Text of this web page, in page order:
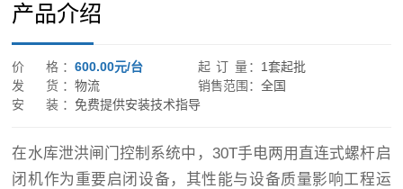
产品介绍
价 格：600.00元/台 起 订 量： 1套起批
发 货：物流 销售范围： 全国
安 装：免费提供安装技术指导
在水库泄洪闸门控制系统中，30T手电两用直连式螺杆启
闭机作为重要启闭设备，其性能与设备质量影响工程运